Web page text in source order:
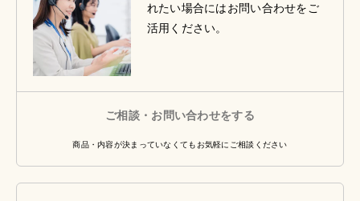
れたい場合にはお問い合わせをご
活用ください。
ご相談・お問い合わせをする
商品・内容が決まっていなくてもお気軽にご相談ください